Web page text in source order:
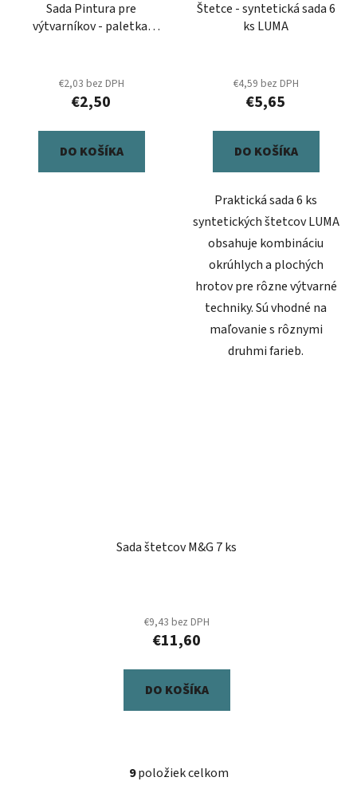
Sada Pintura pre
výtvarníkov - paletka,
€2,03 bez DPH
€2,50
DO KOŠÍKA
Štetce - syntetická sada 6
ks LUMA
€4,59 bez DPH
€5,65
DO KOŠÍKA
Praktická sada 6 ks
syntetických štetcov LUMA
obsahuje kombináciu
okrúhlych a plochých
hrotov pre rôzne výtvarné
techniky. Sú vhodné na
maľovanie s rôznymi
druhmi farieb.
Sada štetcov M&G 7 ks
€9,43 bez DPH
€11,60
DO KOŠÍKA
O
9položiek celkom